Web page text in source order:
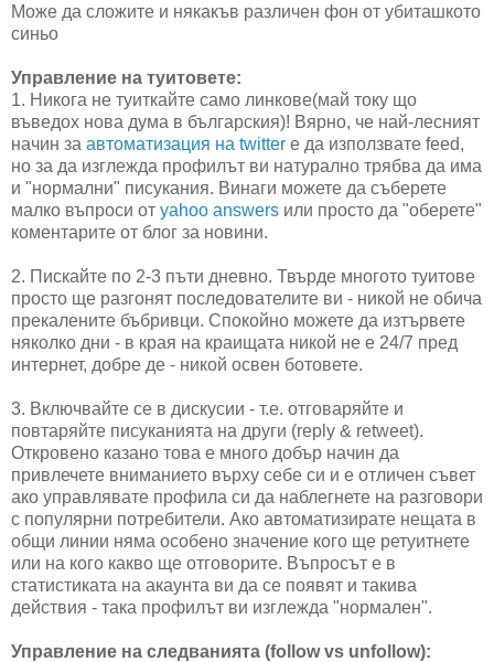
Може да сложите и някакъв различен фон от убиташкото
синьо
Управление на туитовете:
1. Никога не туиткайте само линкове(май току що
въведох нова дума в българския)! Вярно, че най-лесният
начин за автоматизация на twitter е да използвате feed,
но за да изглежда профилът ви натурално трябва да има
и "нормални" писукания. Винаги можете да съберете
малко въпроси от yahoo answers или просто да "оберете"
коментарите от блог за новини.
2. Пискайте по 2-3 пъти дневно. Твърде многото туитове
просто ще разгонят последователите ви - никой не обича
прекалените бъбривци. Спокойно можете да изтървете
няколко дни - в края на краищата никой не е 24/7 пред
интернет, добре де - никой освен ботовете.
3. Включвайте се в дискусии - т.е. отговаряйте и
повтаряйте писуканията на други (reply & retweet).
Откровено казано това е много добър начин да
привлечете вниманието върху себе си и е отличен съвет
ако управлявате профила си да наблегнете на разговори
с популярни потребители. Ако автоматизирате нещата в
общи линии няма особено значение кого ще ретуитнете
или на кого какво ще отговорите. Въпросът е в
статистиката на акаунта ви да се появят и такива
действия - така профилът ви изглежда "нормален".
Управление на следванията (follow vs unfollow):